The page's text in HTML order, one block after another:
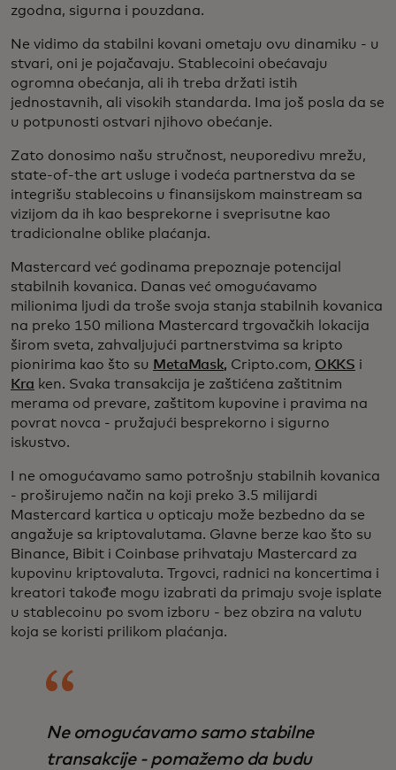
zgodna, sigurna i pouzdana.
Ne vidimo da stabilni kovani ometaju ovu dinamiku - u
stvari, oni je pojačavaju. Stablecoini obećavaju
ogromna obećanja, ali ih treba držati istih
jednostavnih, ali visokih standarda. Ima još posla da se
u potpunosti ostvari njihovo obećanje.
Zato donosimo našu stručnost, neuporedivu mrežu,
state-of-the art usluge i vodeća partnerstva da se
integrišu stablecoins u finansijskom mainstream sa
vizijom da ih kao besprekorne i sveprisutne kao
tradicionalne oblike plaćanja.
Mastercard već godinama prepoznaje potencijal
stabilnih kovanica. Danas već omogućavamo
milionima ljudi da troše svoja stanja stabilnih kovanica
na preko 150 miliona Mastercard trgovačkih lokacija
širom sveta, zahvaljujući partnerstvima sa kripto
pionirima kao što su MetaMask, Cripto.com, OKKS i
Kra ken. Svaka transakcija je zaštićena zaštitnim
merama od prevare, zaštitom kupovine i pravima na
povrat novca - pružajući besprekorno i sigurno
iskustvo.
I ne omogućavamo samo potrošnju stabilnih kovanica
- proširujemo način na koji preko 3.5 milijardi
Mastercard kartica u opticaju može bezbedno da se
angažuje sa kriptovalutama. Glavne berze kao što su
Binance, Bibit i Coinbase prihvataju Mastercard za
kupovinu kriptovaluta. Trgovci, radnici na koncertima i
kreatori takođe mogu izabrati da primaju svoje isplate
u stablecoinu po svom izboru - bez obzira na valutu
koja se koristi prilikom plaćanja.
Ne omogućavamo samo stabilne
transakcije - pomažemo da budu